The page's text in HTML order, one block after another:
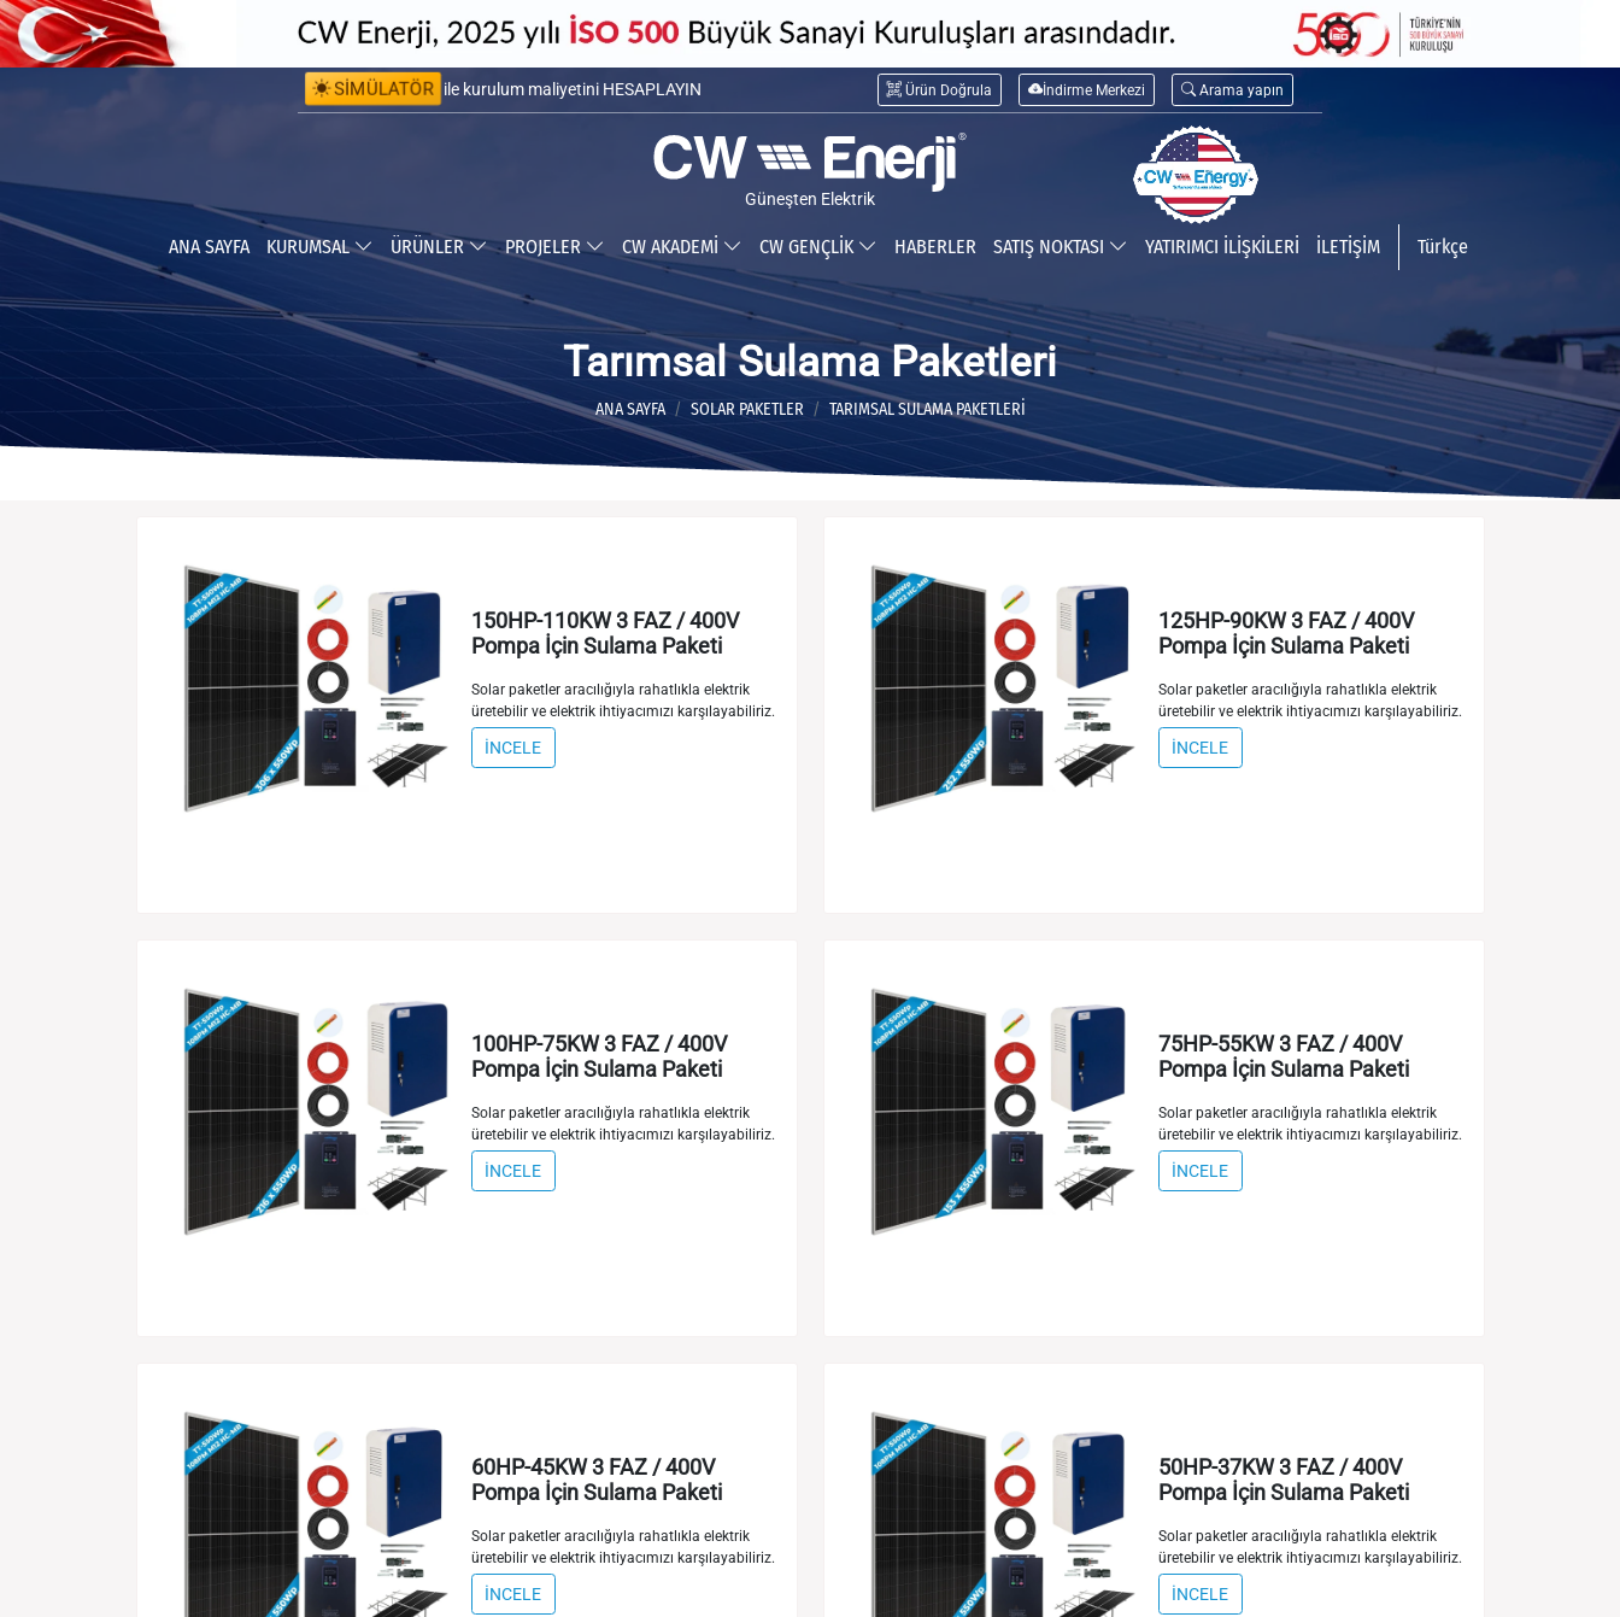
SİMÜLATÖR
ile kurulum maliyetini HESAPLAYIN
ile yapabileceğiniz tasarrufu HESAPLAYIN
Ürün Doğrula İndirme Merkezi Arama yapın
Güneşten Elektrik
ANA SAYFA KURUMSAL ÜRÜNLER PROJELER CW AKADEMİ CW GENÇLİK HABERLER SATIŞ NOKTASI YATIRIMCI İLİŞKİLERİ İLETİŞİM Türkçe
Tarımsal Sulama Paketleri
ANA SAYFA SOLAR PAKETLER TARIMSAL SULAMA PAKETLERI
150HP-110KW 3 FAZ / 400V
Pompa İçin Sulama Paketi
Solar paketler aracılığıyla rahatlıkla elektrik
üretebilir ve elektrik ihtiyacımızı karşılayabiliriz.
İNCELE
125HP-90KW 3 FAZ / 400V
Pompa İçin Sulama Paketi
Solar paketler aracılığıyla rahatlıkla elektrik
üretebilir ve elektrik ihtiyacımızı karşılayabiliriz.
İNCELE
100HP-75KW 3 FAZ / 400V
Pompa İçin Sulama Paketi
Solar paketler aracılığıyla rahatlıkla elektrik
üretebilir ve elektrik ihtiyacımızı karşılayabiliriz.
İNCELE
75HP-55KW 3 FAZ / 400V
Pompa İçin Sulama Paketi
Solar paketler aracılığıyla rahatlıkla elektrik
üretebilir ve elektrik ihtiyacımızı karşılayabiliriz.
İNCELE
60HP-45KW 3 FAZ / 400V
Pompa İçin Sulama Paketi
Solar paketler aracılığıyla rahatlıkla elektrik
üretebilir ve elektrik ihtiyacımızı karşılayabiliriz.
İNCELE
50HP-37KW 3 FAZ / 400V
Pompa İçin Sulama Paketi
Solar paketler aracılığıyla rahatlıkla elektrik
üretebilir ve elektrik ihtiyacımızı karşılayabiliriz.
İNCELE